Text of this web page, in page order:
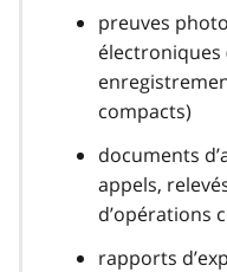
preuves
électroniques
compacts)
documents
appels,
d’opérations
rapports